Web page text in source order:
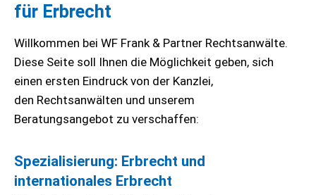
für Erbrecht
Willkommen bei WF Frank & Partner Rechtsanwälte.
Diese Seite soll Ihnen die Möglichkeit geben, sich
einen ersten Eindruck von der Kanzlei,
den Rechtsanwälten und unserem
Beratungsangebot zu verschaffen:
Spezialisierung: Erbrecht und
internationales Erbrecht